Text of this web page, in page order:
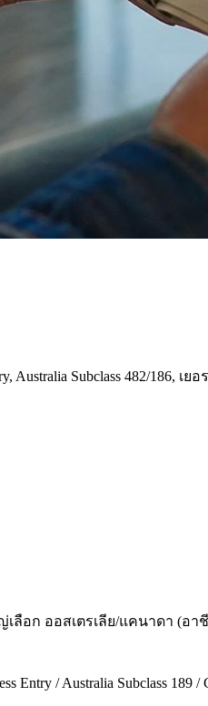
Subclass 482/186, เย
ออสเตรเลีย/แคนาดา (อาชีพ
Entry / Australia Subclass 189